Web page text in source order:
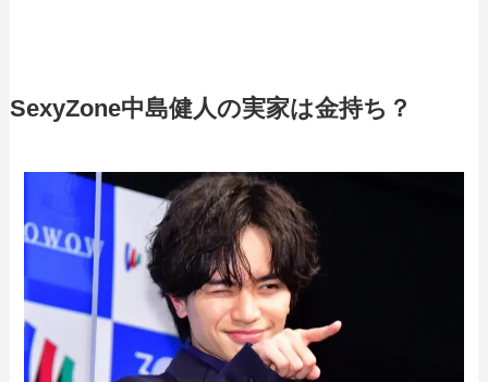
SexyZone中島健人の実家は金持ち？